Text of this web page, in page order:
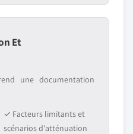
Et
une documentation
✓ Facteurs limitants et
scénarios d'atténuation